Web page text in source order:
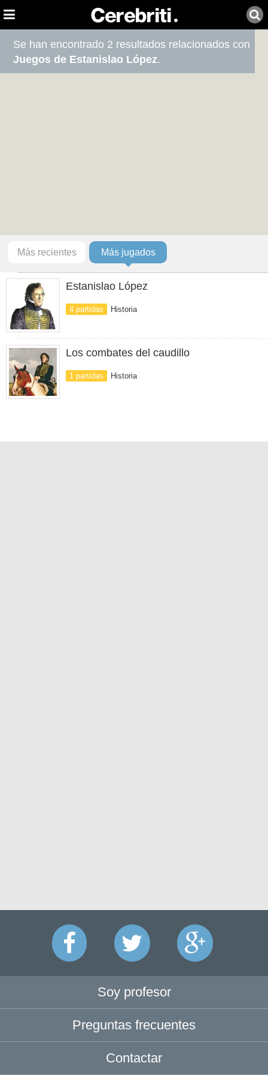
Se han encontrado 2 resultados relacionados con
Juegos de Estanislao López.
Más recientes Más jugados
Estanislao López
4 partidas Historia
Los combates del caudillo
1 partidas Historia
Soy profesor
Preguntas frecuentes
Contactar